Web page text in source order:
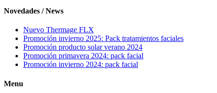
Novedades / News
Nuevo Thermage FLX
Promoción invierno 2025: Pack tratamientos faciales
Promoción producto solar verano 2024
Promoción primavera 2024: pack facial
Promoción invierno 2024: pack facial
Menu